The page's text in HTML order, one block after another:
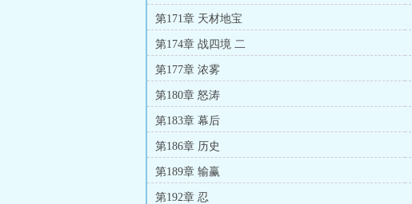
第171章 天材地宝
第174章 战四境 二
第177章 浓雾
第180章 怒涛
第183章 幕后
第186章 历史
第189章 输赢
第192章 忍